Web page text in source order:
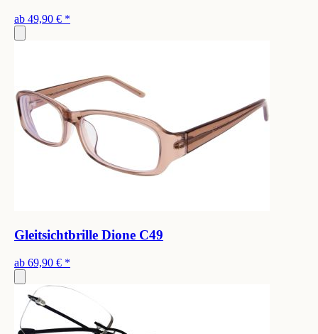
ab 49,90 € *
Gleitsichtbrille Dione C49
ab 69,90 € *